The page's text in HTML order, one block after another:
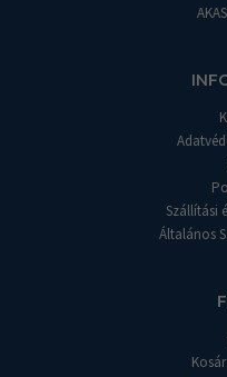
Szállítási
Általános